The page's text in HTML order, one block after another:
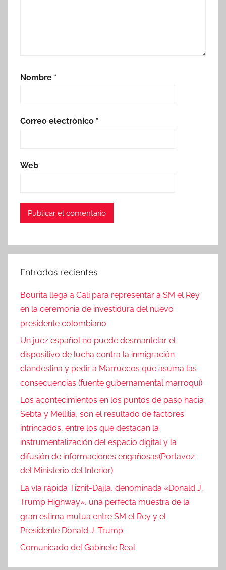
Nombre *
Correo electrónico *
Web
Entradas recientes
Bourita llega a Cali para representar a SM el Rey
en la ceremonia de investidura del nuevo
presidente colombiano
Un juez español no puede desmantelar el
dispositivo de lucha contra la inmigración
clandestina y pedir a Marruecos que asuma las
consecuencias (fuente gubernamental marroquí)
Los acontecimientos en los puntos de paso hacia
Sebta y Mellilia, son el resultado de factores
intrincados, entre los que destacan la
instrumentalización del espacio digital y la
difusión de informaciones engañosas(Portavoz
del Ministerio del Interior)
La vía rápida Tiznit-Dajla, denominada «Donald J.
Trump Highway», una perfecta muestra de la
gran estima mutua entre SM el Rey y el
Presidente Donald J. Trump
Comunicado del Gabinete Real